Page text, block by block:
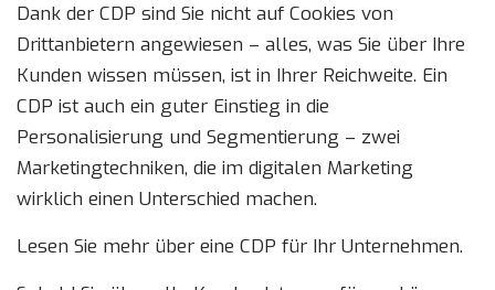
Dank der CDP sind Sie nicht auf Cookies von
Drittanbietern angewiesen – alles, was Sie über Ihre
Kunden wissen müssen, ist in Ihrer Reichweite. Ein
CDP ist auch ein guter Einstieg in die
Personalisierung und Segmentierung – zwei
Marketingtechniken, die im digitalen Marketing
wirklich einen Unterschied machen.
Lesen Sie mehr über eine CDP für Ihr Unternehmen.